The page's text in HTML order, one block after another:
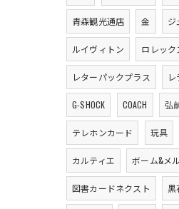
青森観光通店 金 ジ
ルイヴィトン ロレック
レターパックプラス
G-SHOCK COACH 弘
テレホンカード 玩具
カルティエ ボーム&メ
図書カードネクスト 黒